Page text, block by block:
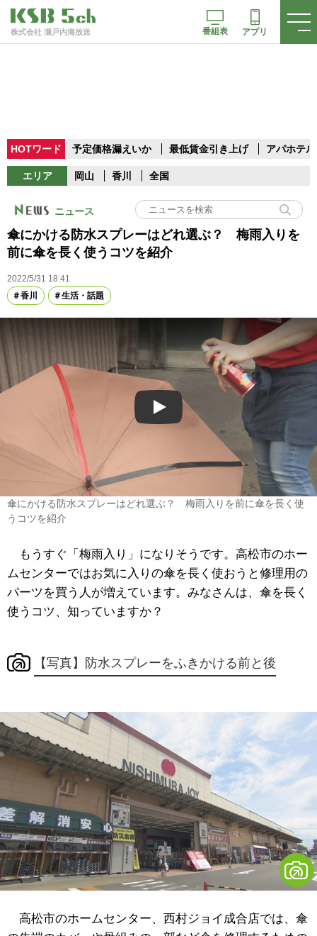
株式会社 瀬戸内海放送 番組表 アプリ
HOTワード 予定価格漏えいか 最低賃金引き上げ アパホテル
エリア 岡山 香川 全国
ニュース
傘にかける防水スプレーはどれ選ぶ？ 梅雨入りを
前に傘を長く使うコツを紹介
2022/5/31 18:41
香川
生活・話題
Play
傘にかける防水スプレーはどれ選ぶ？ 梅雨入りを前に傘を長く使
うコツを紹介
もうすぐ「梅雨入り」になりそうです。高松市のホー
ムセンターではお気に入りの傘を長く使おうと修理用の
パーツを買う人が増えています。みなさんは、傘を長く
使うコツ、知っていますか？
【写真】防水スプレーをふきかける前と後
高松市のホームセンター、西村ジョイ成合店では、傘